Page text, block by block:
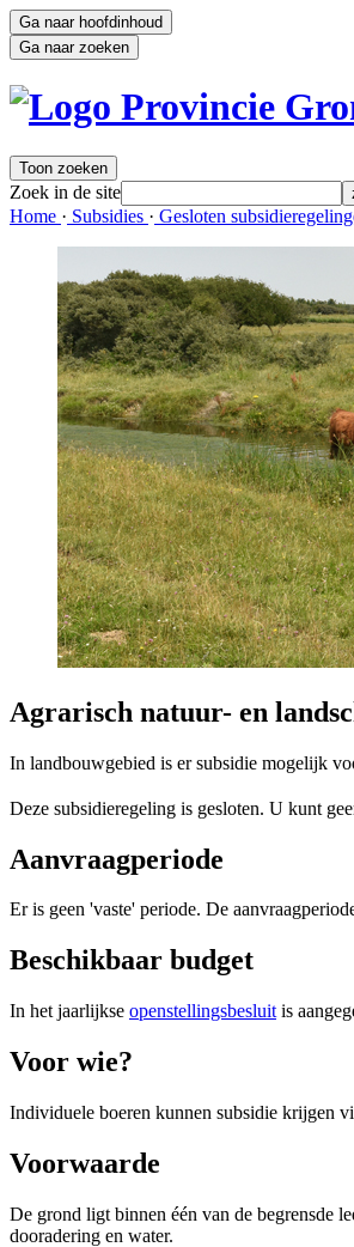
Ga naar hoofdinhoud
Ga naar zoeken
Toon zoeken
Zoek in de site
Home · Subsidies · Gesloten
Agrarisch natuur- en
In landbouwgebied is er subsidie mogelijk
Deze subsidieregeling is gesloten. U kunt
Aanvraagperiode
Er is geen 'vaste' periode. De
Beschikbaar budget
In het jaarlijkse openstellingsbesluit is
Voor wie?
Individuele boeren kunnen subsidie krijgen
Voorwaarde
De grond ligt binnen één van de begrensde
dooradering en water.